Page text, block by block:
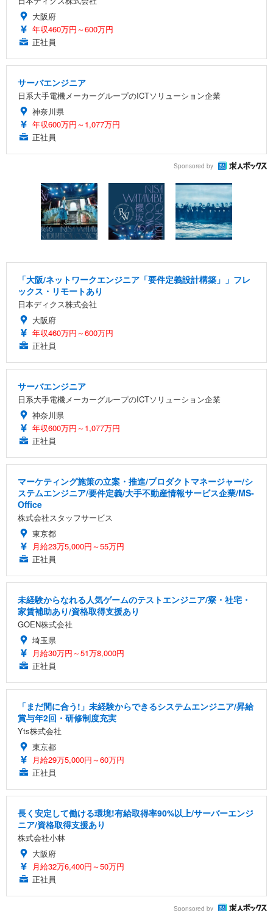
大阪府
年収460万円～600万円
正社員
サーバエンジニア
日系大手電機メーカーグループのICTソリューション企業
神奈川県
年収600万円～1,077万円
正社員
Sponsored by
「大阪/ネットワークエンジニア「要件定義設計構築」」フレ
ックス・リモートあり
日本ディクス株式会社
大阪府
年収460万円～600万円
正社員
サーバエンジニア
日系大手電機メーカーグループのICTソリューション企業
神奈川県
年収600万円～1,077万円
正社員
マーケティング施策の立案・推進/プロダクトマネージャー/シ
ステムエンジニア/要件定義/大手不動産情報サービス企業/MS-
Office
株式会社スタッフサービス
東京都
月給23万5,000円～55万円
正社員
未経験からなれる人気ゲームのテストエンジニア/寮・社宅・
家賃補助あり/資格取得支援あり
GOEN株式会社
埼玉県
月給30万円～51万8,000円
正社員
「まだ間に合う!」未経験からできるシステムエンジニア/昇給
賞与年2回・研修制度充実
Yts株式会社
東京都
月給29万5,000円～60万円
正社員
長く安定して働ける環境!有給取得率90%以上/サーバーエンジ
ニア/資格取得支援あり
株式会社小林
大阪府
月給32万6,400円～50万円
正社員
Sponsored by